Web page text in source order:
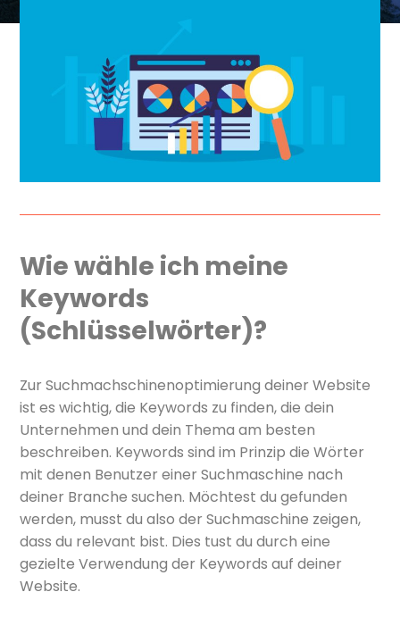
Wie wähle ich meine
Keywords
(Schlüsselwörter)?
Zur Suchmachschinenoptimierung deiner Website
ist es wichtig, die Keywords zu finden, die dein
Unternehmen und dein Thema am besten
beschreiben. Keywords sind im Prinzip die Wörter
mit denen Benutzer einer Suchmaschine nach
deiner Branche suchen. Möchtest du gefunden
werden, musst du also der Suchmaschine zeigen,
dass du relevant bist. Dies tust du durch eine
gezielte Verwendung der Keywords auf deiner
Website.